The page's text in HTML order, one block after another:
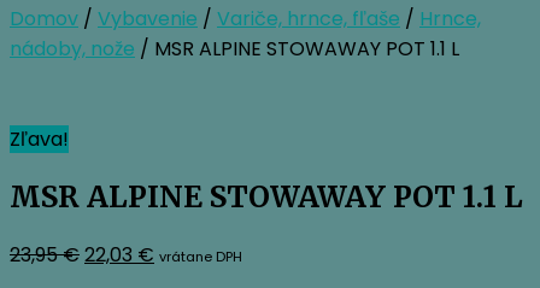
Domov / Vybavenie / Variče, hrnce, fľaše / Hrnce,
nádoby, nože / MSR ALPINE STOWAWAY POT 1.1 L
Zľava!
MSR ALPINE STOWAWAY POT 1.1 L
23,95€Pôvodná
22,03 € Aktuálna
vrátane DPH